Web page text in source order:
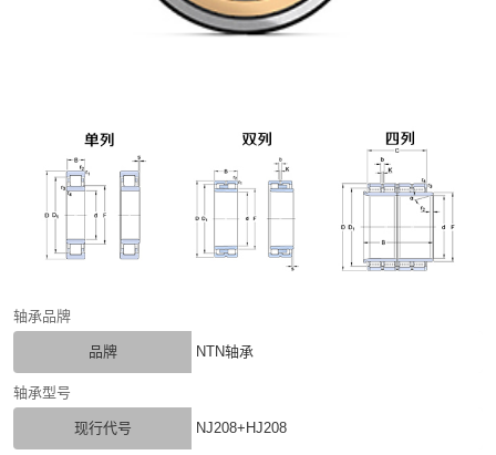
轴承品牌
品牌 NTN轴承
轴承型号
现行代号 NJ208+HJ208